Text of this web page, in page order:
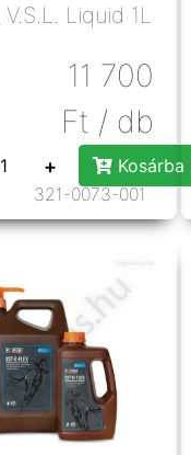
Foran V.S.L. Liquid 1L
11 700
Ft / db
+
Kosárba
321-0073-001